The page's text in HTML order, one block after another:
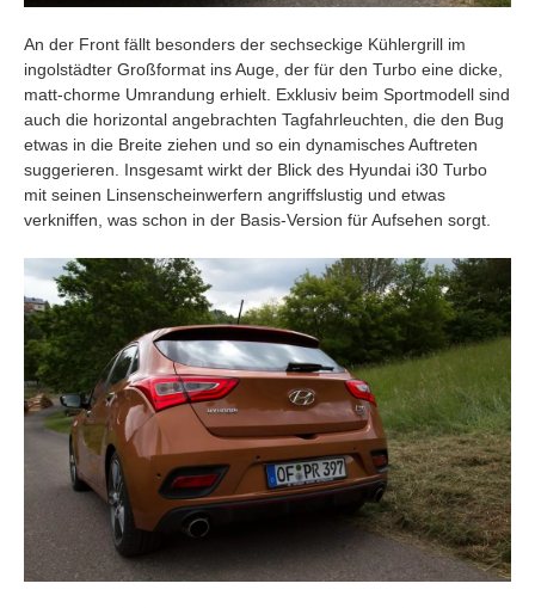
An der Front fällt besonders der sechseckige Kühlergrill im
ingolstädter Großformat ins Auge, der für den Turbo eine dicke,
matt-chorme Umrandung erhielt. Exklusiv beim Sportmodell sind
auch die horizontal angebrachten Tagfahrleuchten, die den Bug
etwas in die Breite ziehen und so ein dynamisches Auftreten
suggerieren. Insgesamt wirkt der Blick des Hyundai i30 Turbo
mit seinen Linsenscheinwerfern angriffslustig und etwas
verkniffen, was schon in der Basis-Version für Aufsehen sorgt.